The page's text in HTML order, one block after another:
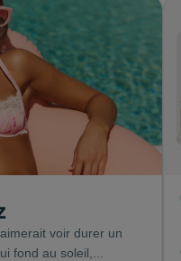
voir durer un
fond au soleil,...